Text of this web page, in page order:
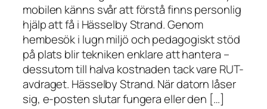
mobilen känns svår att förstå finns personlig
hjälp att få i Hässelby Strand. Genom
hembesök i lugn miljö och pedagogiskt stöd
på plats blir tekniken enklare att hantera –
dessutom till halva kostnaden tack vare RUT-
avdraget. Hässelby Strand. När datorn låser
sig, e-posten slutar fungera eller den […]